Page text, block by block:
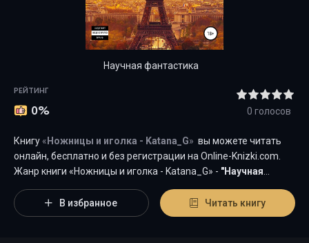
Научная фантастика
РЕЙТИНГ
0% 0 голосов
Книгу « Ножницы и иголка - Katana_G» вы можете читать
онлайн, бесплатно и без регистрации на Оnline-Knizki.com.
Жанр книги «Ножницы и иголка - Katana_G» - "Научная
современного читателя, а книга "Ножницы и иголка" от
автора Katana_G занимает почетное место среди всей
В избранное Читать книгу